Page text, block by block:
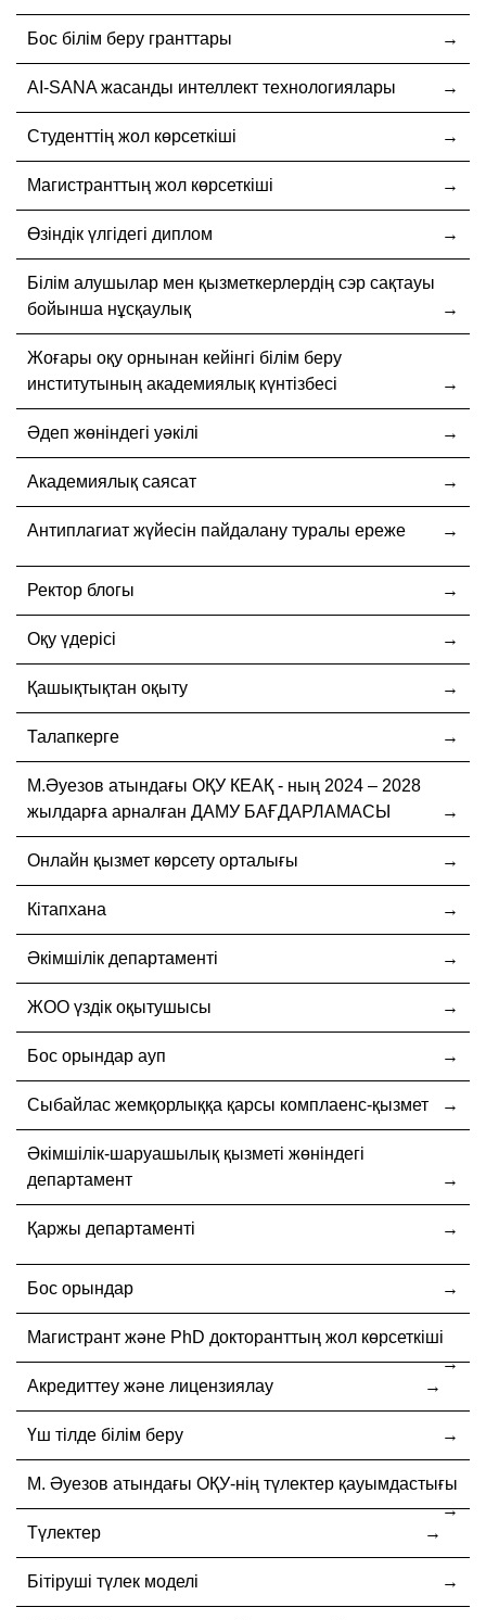
Бос білім беру гранттары
AI-SANA жасанды интеллект технологиялары
Студенттің жол көрсеткіші
Магистранттың жол көрсеткіші
Өзіндік үлгідегі диплом
Білім алушылар мен қызметкерлердің сэр сақтауы
бойынша нұсқаулық
Жоғары оқу орнынан кейінгі білім беру
институтының академиялық күнтізбесі
Әдеп жөніндегі уәкілі
Академиялық саясат
Антиплагиат жүйесін пайдалану туралы ереже
Ректор блогы
Оқу үдерісі
Қашықтықтан оқыту
Талапкерге
М.Әуезов атындағы ОҚУ КЕАҚ - ның 2024 – 2028
жылдарға арналған ДАМУ БАҒДАРЛАМАСЫ
Онлайн қызмет көрсету орталығы
Кітапхана
Әкімшілік департаменті
ЖОО үздік оқытушысы
Бос орындар ауп
Cыбайлас жемқорлыққа қарсы комплаенс-қызмет
Әкімшілік-шаруашылық қызметі жөніндегі
департамент
Қаржы департаменті
Бос орындар
Магистрант және PhD докторанттың жол көрсеткіші
Акредиттеу және лицензиялау
Үш тілде білім беру
М. Әуезов атындағы ОҚУ-нің түлектер қауымдастығы
Түлектер
Бітіруші түлек моделі